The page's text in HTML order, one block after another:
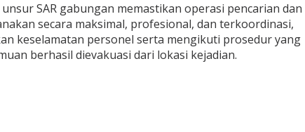
SAR gabungan memastikan operasi pencarian dan
secara maksimal, profesional, dan terkoordinasi,
keselamatan personel serta mengikuti prosedur yang
berhasil dievakuasi dari lokasi kejadian.